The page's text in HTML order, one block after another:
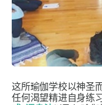
这所瑜伽学校以神圣
任何渴望精进自身练